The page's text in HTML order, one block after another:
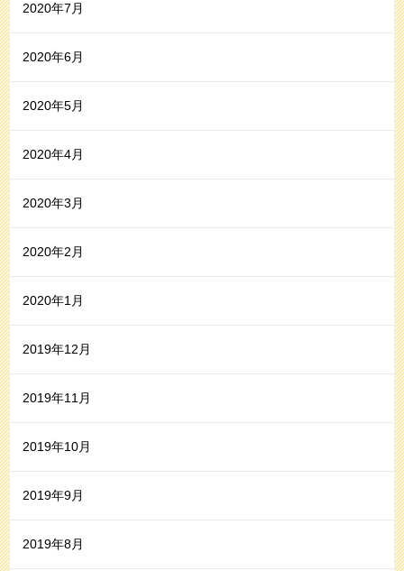
2020年7月
2020年6月
2020年5月
2020年4月
2020年3月
2020年2月
2020年1月
2019年12月
2019年11月
2019年10月
2019年9月
2019年8月